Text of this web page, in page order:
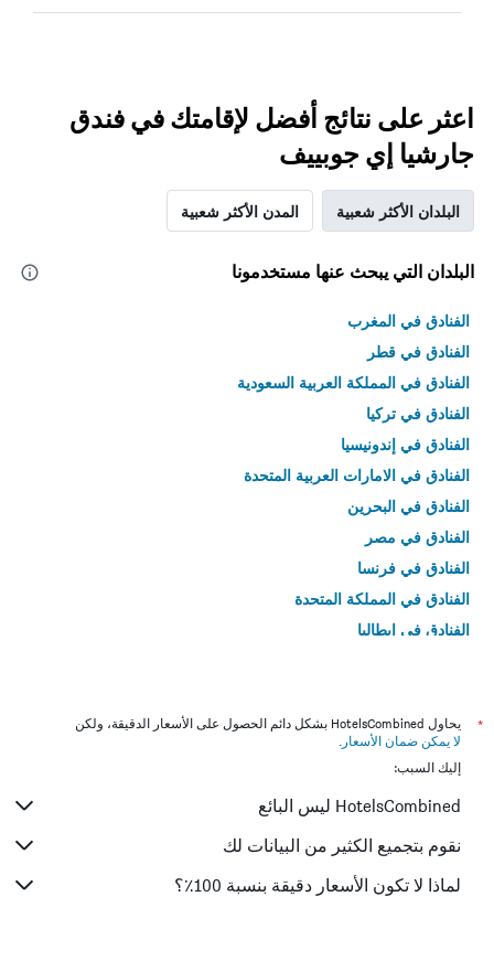
اعثر على نتائج أفضل لإقامتك في فندق
جارشيا إي جوبييف
البلدان الأكثر شعبية المدن الأكثر شعبية
البلدان التي يبحث عنها مستخدمونا
الفنادق في المغرب
الفنادق في قطر
الفنادق في المملكة العربية السعودية
الفنادق في تركيا
الفنادق في إندونيسيا
الفنادق في الامارات العربية المتحدة
الفنادق في البحرين
الفنادق في مصر
الفنادق في فرنسا
الفنادق في المملكة المتحدة
الفنادق في إيطاليا
*
يحاول HotelsCombined بشكل دائم الحصول على الأسعار الدقيقة، ولكن
لا يمكن ضمان الأسعار .
إليك السبب:
HotelsCombined ليس البائع
نقوم بتجميع الكثير من البيانات لك
لماذا لا تكون الأسعار دقيقة بنسبة 100٪؟